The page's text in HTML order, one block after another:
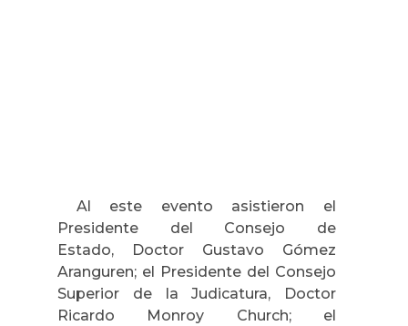
Al este evento asistieron el
Presidente del Consejo de
Estado, Doctor Gustavo Gómez
Aranguren; el Presidente del Consejo
Superior de la Judicatura, Doctor
Ricardo Monroy Church; el